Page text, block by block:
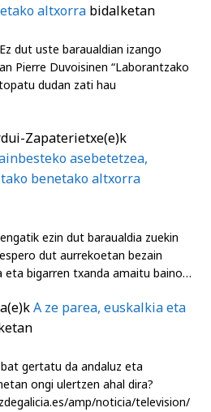
altxorra bidalketan
dut uste baraualdian izango
Pierre Duvoisinen “Laborantzako
dudan zati hau
Zapaterietxe(e)k
asebetetzea,
benetako altxorra
ezin dut baraualdia zuekin
dut aurrekoetan bezain
eta bigarren txanda amaitu baino…
(e)kA ze parea, euskalkia eta
gertatu da andaluz eta
ongi ulertzen ahal dira?
amp/noticia/television/